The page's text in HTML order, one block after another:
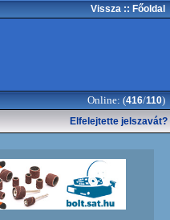
Vissza :: Főoldal
Online: (416/110)
Elfelejtette jelszavát?